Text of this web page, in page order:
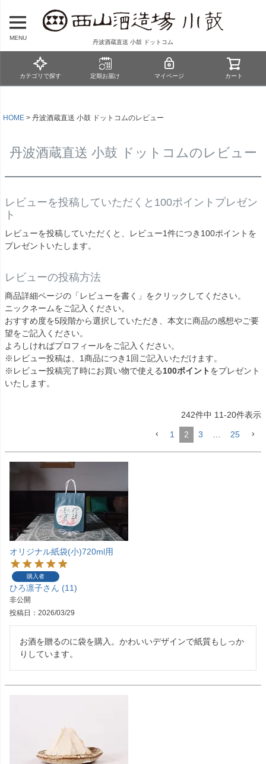
MENU
丹波酒蔵直送 小鼓 ドットコム
カテゴリで探す 定期お届け マイページ カート
HOME 丹波酒蔵直送 小鼓 ドットコムのレビュー
丹波酒蔵直送 小鼓 ドットコムのレビュー
レビューを投稿していただくと100ポイントプレゼン
ト
レビューを投稿していただくと、レビュー1件につき100ポイントを
プレゼントいたします。
レビューの投稿方法
商品詳細ページの「レビューを書く」をクリックしてください。
ニックネームをご記入ください。
おすすめ度を5段階から選択していただき、本文に商品の感想やご要
望をご記入ください。
よろしければプロフィールをご記入ください。
※レビュー投稿は、1商品につき1回ご記入いただけます。
※レビュー投稿完了時にお買い物で使える100ポイントをプレゼント
いたします。
242件中 11-20件表示
1 2 3 … 25
オリジナル紙袋(小)720ml用
購入者
ひろ凛子 11
非公開
投稿日
2026/03/29
お酒を贈るのに袋を購入。かわいいデザインで紙質もしっか
りしています。